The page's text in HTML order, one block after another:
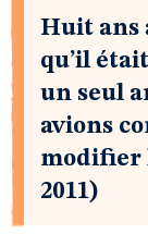
Huit ans
qu’il
un seul
avions
modifier
2011)